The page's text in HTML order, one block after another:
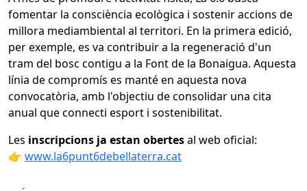
fomentar la consciència ecològica i sostenir accions de
millora mediambiental al territori. En la primera edició,
per exemple, es va contribuir a la regeneració d'un
tram del bosc contigu a la Font de la Bonaigua. Aquesta
línia de compromís es manté en aquesta nova
convocatòria, amb l'objectiu de consolidar una cita
anual que connecti esport i sostenibilitat.
Les inscripcions ja estan obertesal web oficial:
👉 www.la6punt6debellaterra.cat